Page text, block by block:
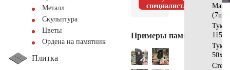
Металл
Скульптура
Цветы
Ордена на памятник
Плитка
специалиста
Примеры памятников
(7шт)
Стела